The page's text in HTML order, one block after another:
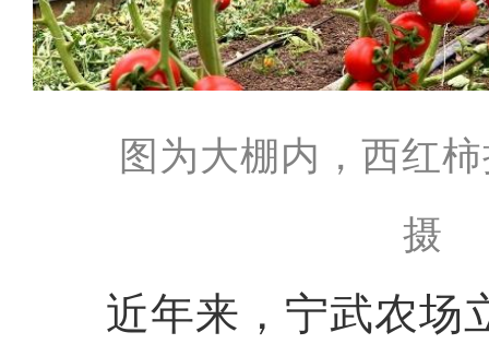
图为大棚内，西红
摄
近年来，宁武农场